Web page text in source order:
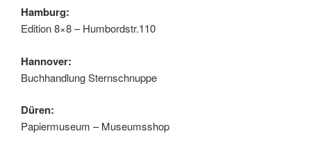
Hamburg:
Edition 8×8 – Humbordstr.110
Hannover:
Buchhandlung Sternschnuppe
Düren:
Papiermuseum – Museumsshop